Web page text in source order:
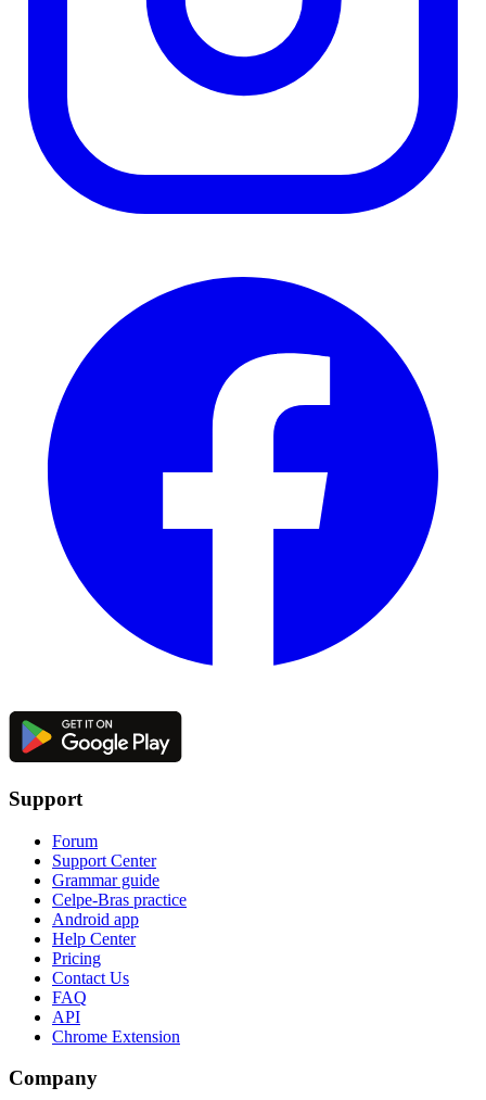
Support
Forum
Support Center
Grammar guide
Celpe-Bras practice
Android app
Help Center
Pricing
Contact Us
FAQ
API
Chrome Extension
Company